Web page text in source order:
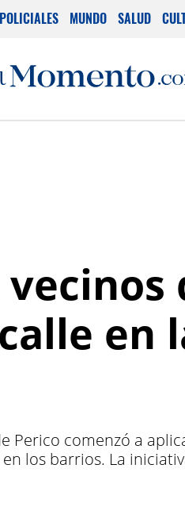
POLICIALES MUNDO SALUD
en
Perico comenzó a
los barrios. La